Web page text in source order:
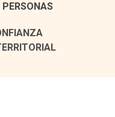
PERSONAS